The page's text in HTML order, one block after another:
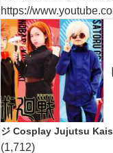
https://
ジ Cosplay Jujutsu
(1,712)